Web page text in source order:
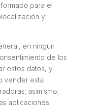
para el
y
en ningún
de los
estos datos, y
vender esta
asimismo,
aplicaciones